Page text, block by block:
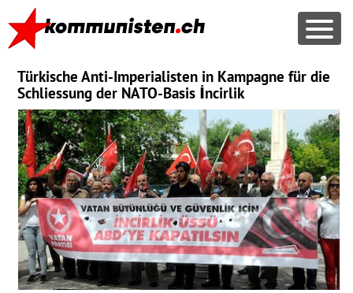
Türkische Anti-Imperialisten in Kampagne für die
Schliessung der NATO-Basis İncirlik